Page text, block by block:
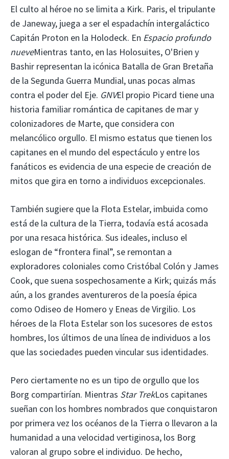
El culto al héroe no se limita a Kirk. Paris, el tripulante
de Janeway, juega a ser el espadachín intergaláctico
Capitán Proton en la Holodeck. En Espacio profundo
nueveMientras tanto, en las Holosuites, O'Brien y
Bashir representan la icónica Batalla de Gran Bretaña
de la Segunda Guerra Mundial, unas pocas almas
contra el poder del Eje. GNVEl propio Picard tiene una
historia familiar romántica de capitanes de mar y
colonizadores de Marte, que considera con
melancólico orgullo. El mismo estatus que tienen los
capitanes en el mundo del espectáculo y entre los
fanáticos es evidencia de una especie de creación de
mitos que gira en torno a individuos excepcionales.
También sugiere que la Flota Estelar, imbuida como
está de la cultura de la Tierra, todavía está acosada
por una resaca histórica. Sus ideales, incluso el
eslogan de “frontera final”, se remontan a
exploradores coloniales como Cristóbal Colón y James
Cook, que suena sospechosamente a Kirk; quizás más
aún, a los grandes aventureros de la poesía épica
como Odiseo de Homero y Eneas de Virgilio. Los
héroes de la Flota Estelar son los sucesores de estos
hombres, los últimos de una línea de individuos a los
que las sociedades pueden vincular sus identidades.
Pero ciertamente no es un tipo de orgullo que los
Borg compartirían. Mientras Star TrekLos capitanes
sueñan con los hombres nombrados que conquistaron
por primera vez los océanos de la Tierra o llevaron a la
humanidad a una velocidad vertiginosa, los Borg
valoran al grupo sobre el individuo. De hecho,